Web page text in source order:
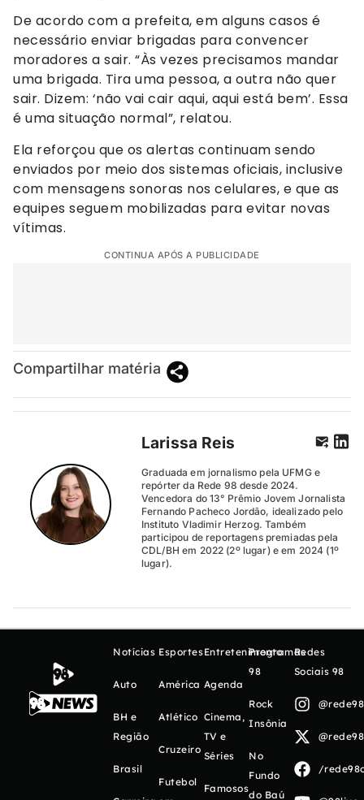
De acordo com a prefeita, em alguns casos é
necessário enviar brigadas para convencer
moradores a sair. “Às vezes precisamos mandar
uma brigada. Tira uma pessoa, a outra não quer
sair. Dizem: ‘não vai cair aqui, aqui está bem’. Essa
é uma situação normal”, relatou.
Ela reforçou que os alertas continuam sendo
enviados por meio dos sistemas oficiais, inclusive
com mensagens sonoras nos celulares, e que as
equipes seguem mobilizadas para evitar novas
vítimas.
CONTINUA APÓS A PUBLICIDADE
Compartilhar matéria
Larissa Reis
Graduada em jornalismo pela UFMG e
repórter da Rede 98 desde 2024.
Vencedora do 13° Prêmio Jovem Jornalista
Fernando Pacheco Jordão, idealizado pelo
Instituto Vladimir Herzog. Também
participou de reportagens premiadas pela
CDL/BH em 2022 (2º lugar) e em 2024 (1º
lugar).
Notícias
Auto
BH e
Região
Brasil
Esportes
América
Atlético
Cruzeiro
Futebol
Entretenimento
Agenda
Cinema,
TV e
Séries
Famosos
Programas
98
Rock
Insônia
No
Fundo
do Baú
Redes
Sociais 98
/